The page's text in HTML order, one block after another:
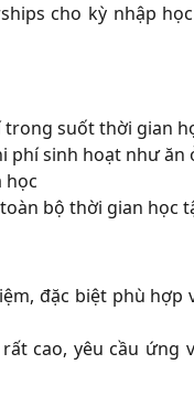
cho kỳ nhập
suốt thời gian
phí sinh hoạt như ăn
học
bộ thời gian học
đặc biệt phù hợp
cao, yêu cầu ứng